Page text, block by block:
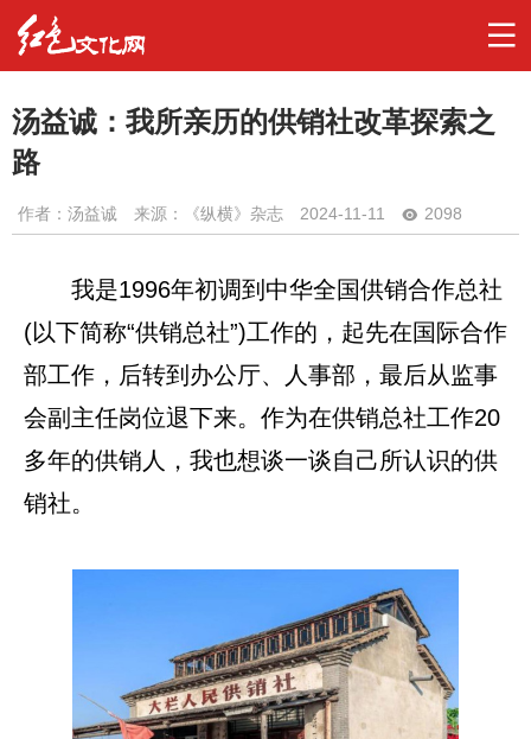
汤益诚：我所亲历的供销社改革探索之
路
作者： 汤益诚 来源：《纵横》杂志 2024-11-11 2098
我是1996年初调到中华全国供销合作总社
(以下简称“供销总社”)工作的，起先在国际合作
部工作，后转到办公厅、人事部，最后从监事
会副主任岗位退下来。作为在供销总社工作20
多年的供销人，我也想谈一谈自己所认识的供
销社。